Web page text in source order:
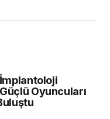
Oyuncuları